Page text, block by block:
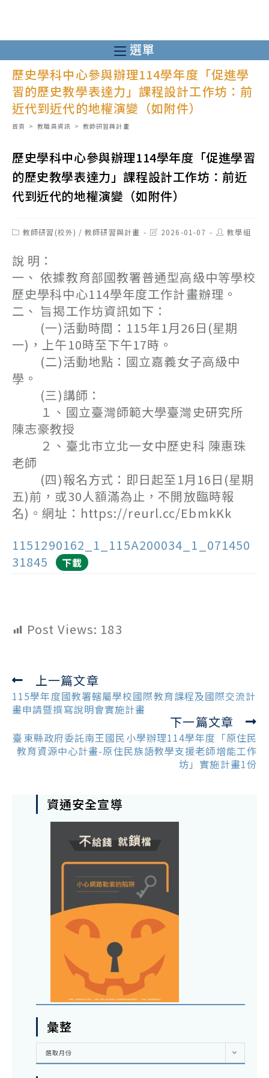
至
主
要
容
選單
歷史學科中心參與辦理114學年度「促進學
習的歷史教學表達力」課程設計工作坊：前
近代到近代的地權演變（如附件）
首頁 > 教職員資訊 > 教師研習與計畫
歷史學科中心參與辦理114學年度「促進學習
的歷史教學表達力」課程設計工作坊：前近
代到近代的地權演變（如附件）
Post教師研習(校外) / 教師研習與計畫
Post2026-01-07
Post教學組
說 明：
一、 依據教育部國教署普通型高級中等學校
歷史學科中心114學年度工作計畫辦理。
二、 旨揭工作坊資訊如下：
(一)活動時間：115年1月26日(星期
一)，上午10時至下午17時。
(二)活動地點：國立嘉義女子高級中
學。
(三)講師：
１、國立臺灣師範大學臺灣史研究所
陳志豪教授
２、臺北市立北一女中歷史科 陳惠珠
老師
(四)報名方式：即日起至1月16日(星期
五)前，或30人額滿為止，不開放臨時報
名)。網址：https://reurl.cc/EbmkKk
1151290162_1_115A200034_1_071450
31845
下載
Post Views: 183
Read
more
articles
上一篇文章
115學年度國教署轄屬學校國際教育課程及國際交流計
畫申請暨撰寫說明會實施計畫
下一篇文章
臺東縣政府委託南王國民小學辦理114學年度「原住民
教育資源中心計畫-原住民族語教學支援老師增能工作
坊」實施計畫1份
資通安全宣導
彙整
彙
選取月份